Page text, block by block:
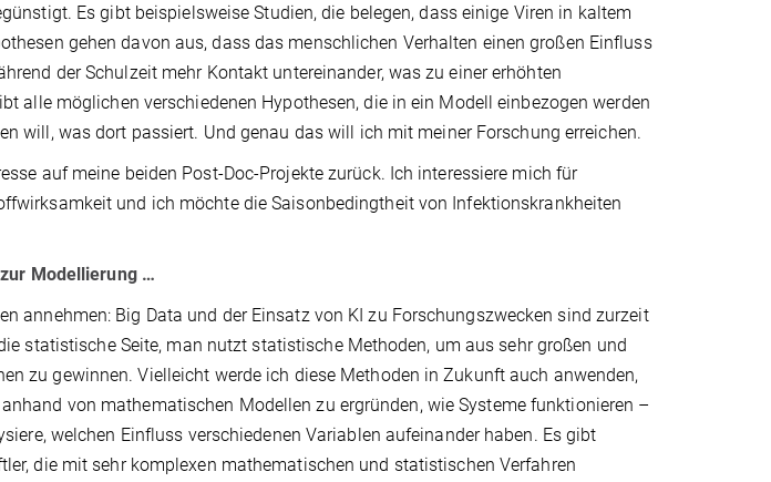
Es gibt beispielsweise Studien, die belegen, dass einige Viren in kaltem
gehen davon aus, dass das menschlichen Verhalten einen großen Einfluss
der Schulzeit mehr Kontakt untereinander, was zu einer erhöhten
alle möglichen verschiedenen Hypothesen, die in ein Modell einbezogen werden
will, was dort passiert. Und genau das will ich mit meiner Forschung erreichen.
auf meine beiden Post-Doc-Projekte zurück. Ich interessiere mich für
und ich möchte die Saisonbedingtheit von Infektionskrankheiten
Modellierung …
annehmen: Big Data und der Einsatz von KI zu Forschungszwecken sind zurzeit
statistische Seite, man nutzt statistische Methoden, um aus sehr großen und
zu gewinnen. Vielleicht werde ich diese Methoden in Zukunft auch anwenden,
von mathematischen Modellen zu ergründen, wie Systeme funktionieren –
welchen Einfluss verschiedenen Variablen aufeinander haben. Es gibt
die mit sehr komplexen mathematischen und statistischen Verfahren